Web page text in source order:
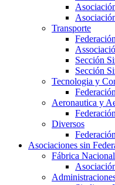
Transporte
Sección
Sección
Tecnologia y
Aeronautica y
Diversos
Asociaciones sin
Fábrica